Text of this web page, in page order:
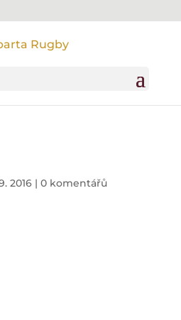
2016| 0 komentářů